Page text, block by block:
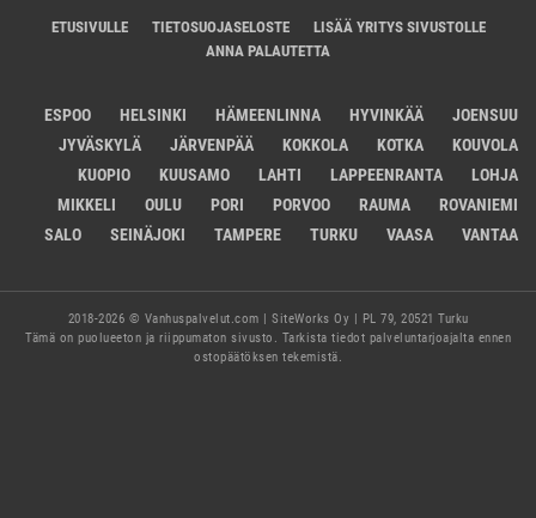
ETUSIVULLE TIETOSUOJASELOSTE
LISÄÄ YRITYS SIVUSTOLLE
ANNA PALAUTETTA
ESPOO HELSINKI HÄMEENLINNA HYVINKÄÄ
JOENSUU
JYVÄSKYLÄ
JÄRVENPÄÄ KOKKOLA KOTKA
KOUVOLA
KUOPIO
KUUSAMO LAHTI LAPPEENRANTA
LOHJA
MIKKELI
OULU PORI PORVOO RAUMA
ROVANIEMI
SALO
SEINÄJOKI TAMPERE TURKU VAASA VANTAA
2018-2026 © Vanhuspalvelut.com | SiteWorks Oy | PL 79, 20521 Turku
Tämä on puolueeton ja riippumaton sivusto. Tarkista tiedot palveluntarjoajalta ennen
ostopäätöksen tekemistä.